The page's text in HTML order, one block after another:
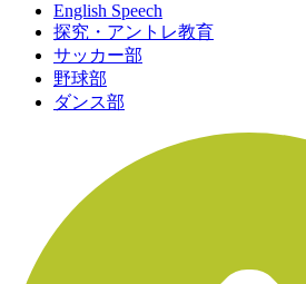
English Speech
探究・アントレ教育
サッカー部
野球部
ダンス部